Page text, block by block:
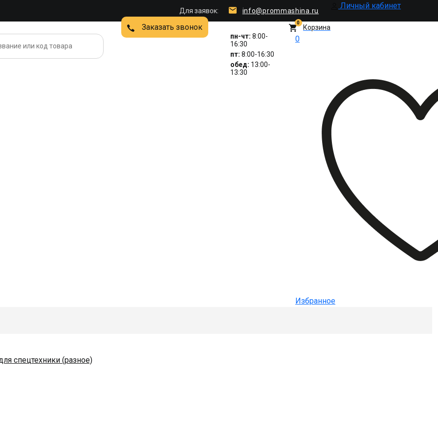
info@prommashina.ru
Для заявок:
Личный кабинет
Заказать звонок
пн-чт: 8:00-
16:30
пт: 8:00-16:30
обед: 13:00-
13:30
0
Корзина
0
Избранное
спецтехники (разное)